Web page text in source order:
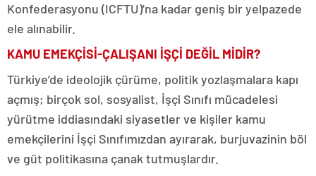
Konfederasyonu (ICFTU)’na kadar geniş bir yelpazede
ele alınabilir.
KAMU EMEKÇİSİ-ÇALIŞANI İŞÇİ DEĞİL MİDİR?
Türkiye’de ideolojik çürüme, politik yozlaşmalara kapı
açmış; birçok sol, sosyalist, İşçi Sınıfı mücadelesi
yürütme iddiasındaki siyasetler ve kişiler kamu
emekçilerini İşçi Sınıfımızdan ayırarak, burjuvazinin böl
ve güt politikasına çanak tutmuşlardır.